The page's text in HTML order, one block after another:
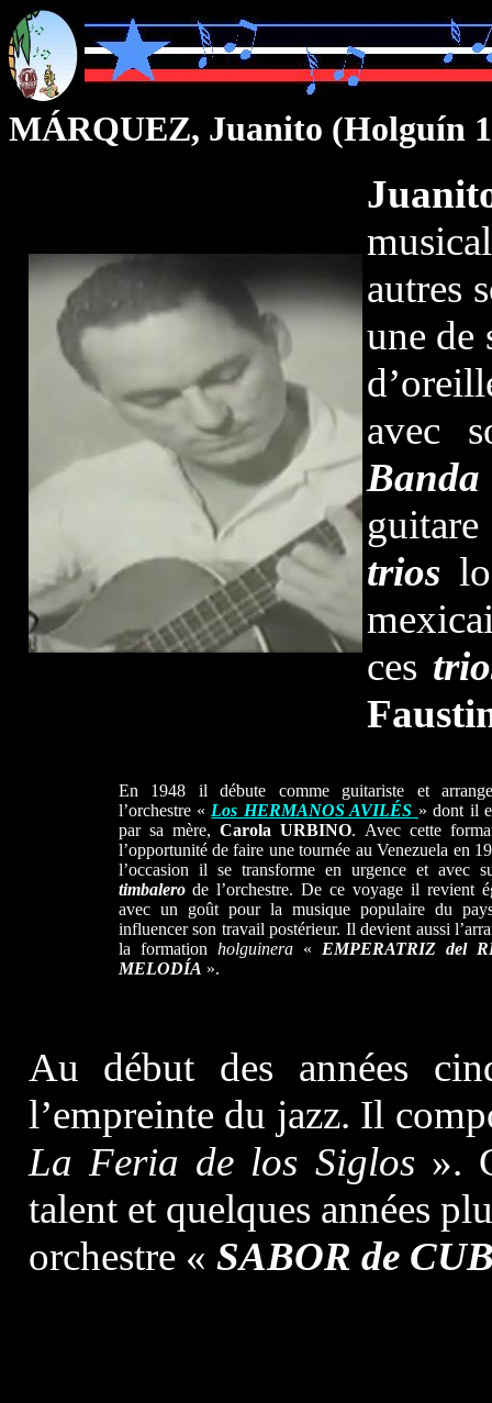
MÁRQUEZ, Juanito (Holguín
Juan
autres
une de
avec
trios
ces
En 1948 il débute comme guitariste et
l’orchestre « Los HERMANOS AVILÉS » dont il
par sa mère,Carola URBINO. Avec cette
l’opportunité de faire une tournée au Venezuela en
l’occasion il se transforme en urgence et avec
timbalerode l’orchestre. De ce voyage il revient
avec un goût pour la musique populaire du
influencer son travail postérieur. Il devient aussi
la formation holguinera« EMPERATRIZ del
MELODÍA ».
Au début des années
l’empreinte du jazz. Il
La Feria de los Siglos».
talent et quelques années
orchestre « SABOR de